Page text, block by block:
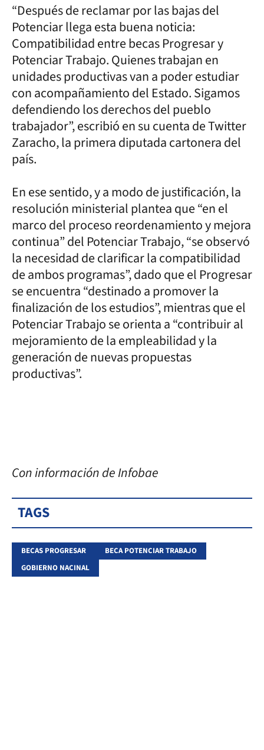
“Después de reclamar por las bajas del
Potenciar llega esta buena noticia:
Compatibilidad entre becas Progresar y
Potenciar Trabajo. Quienes trabajan en
unidades productivas van a poder estudiar
con acompañamiento del Estado. Sigamos
defendiendo los derechos del pueblo
trabajador”, escribió en su cuenta de Twitter
Zaracho, la primera diputada cartonera del
país.
En ese sentido, y a modo de justificación, la
resolución ministerial plantea que “en el
marco del proceso reordenamiento y mejora
continua” del Potenciar Trabajo, “se observó
la necesidad de clarificar la compatibilidad
de ambos programas”, dado que el Progresar
se encuentra “destinado a promover la
finalización de los estudios”, mientras que el
Potenciar Trabajo se orienta a “contribuir al
mejoramiento de la empleabilidad y la
generación de nuevas propuestas
productivas”.
Con información de Infobae
TAGS
BECAS PROGRESAR
BECA POTENCIAR TRABAJO
GOBIERNO NACINAL